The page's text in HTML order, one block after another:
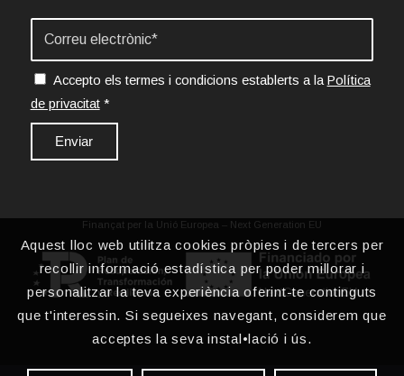
Accepto els termes i condicions establerts a la Política
de privacitat *
Finançat per la Unió Europea – Next Generation EU
Aquest lloc web utilitza cookies pròpies i de tercers per
recollir informació estadística per poder millorar i
personalitzar la teva experiència oferint-te continguts
que t'interessin. Si segueixes navegant, considerem que
acceptes la seva instal•lació i ús.